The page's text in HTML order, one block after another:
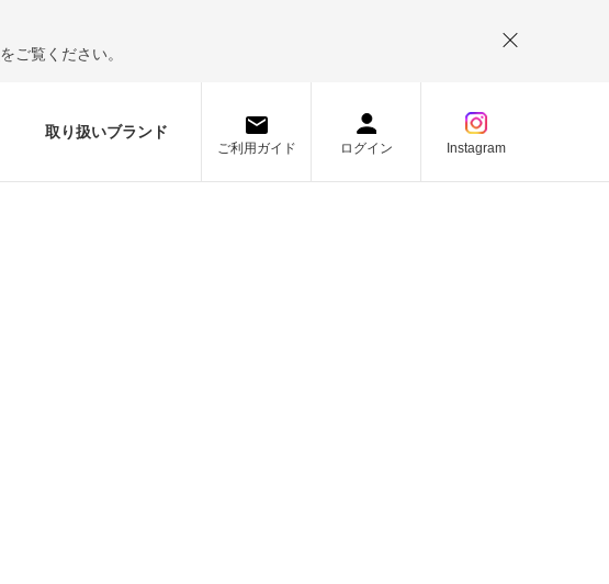
をご覧ください。
取り扱いブランド
ご利用ガイド ログイン Instagram